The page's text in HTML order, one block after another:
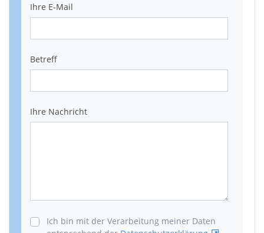
Ihre E-Mail
Betreff
Ihre Nachricht
Ich bin mit der Verarbeitung meiner Daten